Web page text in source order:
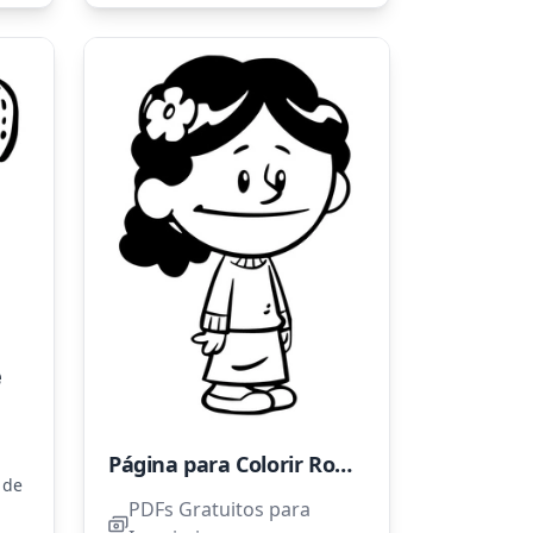
Página para Colorir Rosa Parks em Xavier Riddle
PDFs Gratuitos para